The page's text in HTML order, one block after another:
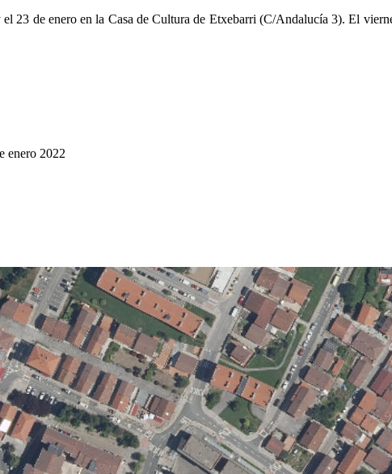
23 de enero en la Casa de Cultura de Etxebarri (C/Andalucía 3). El
enero 2022